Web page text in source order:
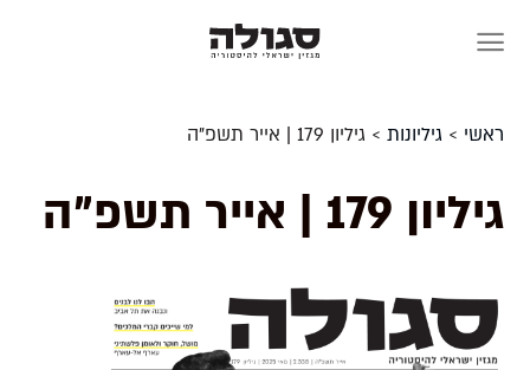
ראשי >גיליונות >גיליון 179 | אייר תשפ”ה
גיליון 179 | אייר תשפ”ה